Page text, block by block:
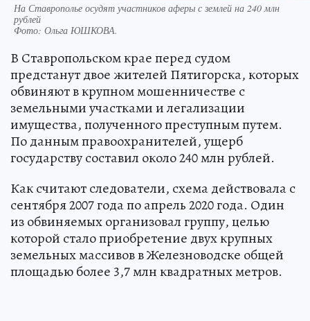
На Ставрополье осудят участников аферы с землей на 240 млн
рублей
Фото: Ольга ЮШКОВА.
В Ставропольском крае перед судом
предстанут двое жителей Пятигорска, которых
обвиняют в крупном мошенничестве с
земельными участками и легализации
имущества, полученного преступным путем.
По данным правоохранителей, ущерб
государству составил около 240 млн рублей.
Как считают следователи, схема действовала с
сентября 2007 года по апрель 2020 года. Один
из обвиняемых организовал группу, целью
которой стало приобретение двух крупных
земельных массивов в Железноводске общей
площадью более 3,7 млн квадратных метров.